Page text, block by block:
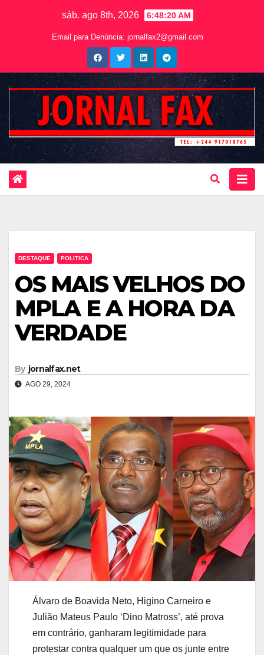
sáb. ago 8th, 2026 6:48:21 AM
Email para Denúncia: jornalfax2@gmail.com
DESTAQUE POLITICA
OS MAIS VELHOS DO
MPLA E A HORA DA
VERDADE
By jornalfax.net
AGO 29, 2024
Álvaro de Boavida Neto, Higino Carneiro e
Julião Mateus Paulo ‘Dino Matross’, até prova
em contrário, ganharam legitimidade para
protestar contra qualquer um que os junte entre